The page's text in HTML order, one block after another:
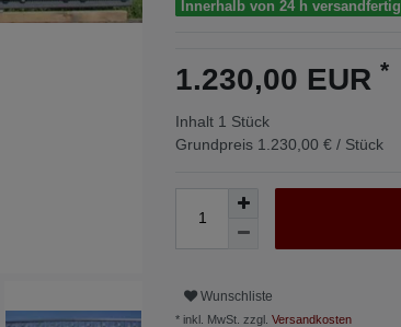
Innerhalb von 24 h versandfertig
1.230,00 EUR *
Inhalt 1 Stück
Grundpreis 1.230,00 € / Stück
Wunschliste
* inkl. MwSt. zzgl. Versandkosten